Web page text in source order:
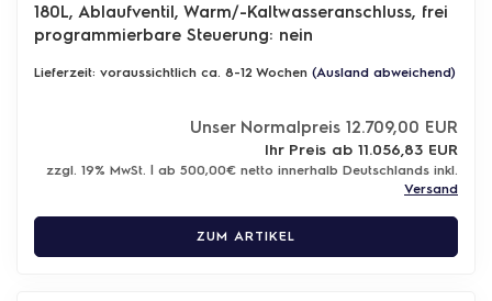
180L, Ablaufventil, Warm/-Kaltwasseranschluss, frei
programmierbare Steuerung: nein
Lieferzeit: voraussichtlich ca. 8-12 Wochen (Ausland abweichend)
Unser Normalpreis 12.709,00 EUR
Ihr Preis ab 11.056,83 EUR
zzgl. 19% MwSt. | ab 500,00€ netto innerhalb Deutschlands inkl.
Versand
ZUM ARTIKEL